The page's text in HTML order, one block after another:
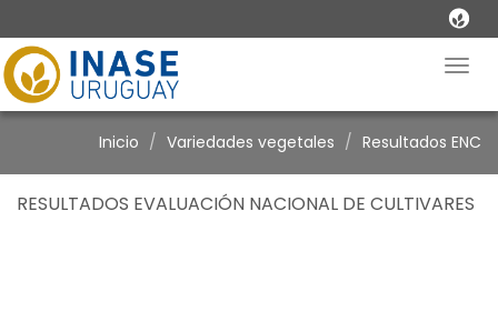
Inicio Variedades vegetales Resultados ENC
RESULTADOS EVALUACIÓN NACIONAL DE CULTIVARES